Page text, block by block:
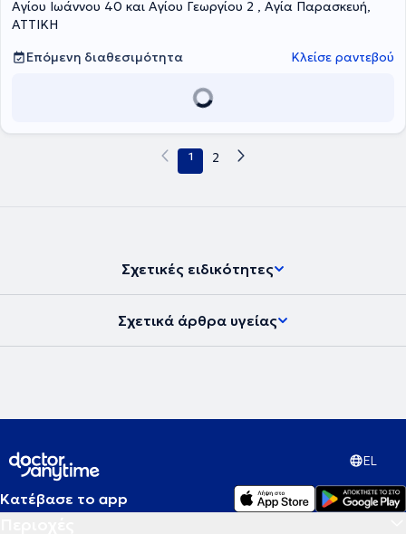
Αγίου Ιωάννου 40 και Αγίου Γεωργίου 2 , Αγία Παρασκευή,
ΑΤΤΙΚΗ
Επόμενη διαθεσιμότητα
Κλείσε ραντεβού
1 2
Σχετικές ειδικότητες
Σχετικά άρθρα υγείας
EL
Κατέβασε το app